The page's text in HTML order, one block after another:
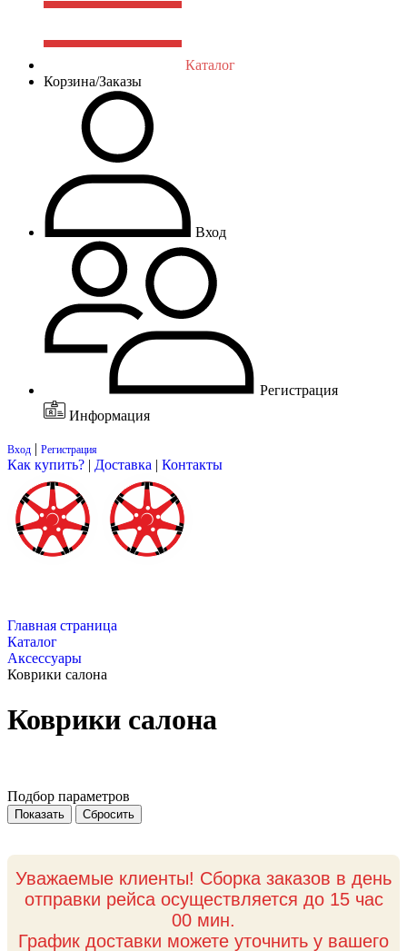
Каталог
Корзина/Заказы
Вход
Регистрация
Информация
Вход | Регистрация
Как купить? | Доставка | Контакты
Главная страница
Каталог
Аксессуары
Коврики салона
Коврики салона
Подбор параметров
Уважаемые клиенты! Сборка заказов в день
отправки рейса осуществляется до 15 час
00 мин.
График доставки можете уточнить у вашего